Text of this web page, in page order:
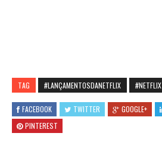
TAG #LANÇAMENTOSDANETFLIX #NETFLIX
FACEBOOK TWITTER GOOGLE+
PINTEREST